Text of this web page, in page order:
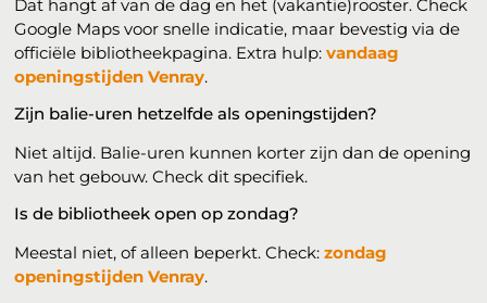
Dat hangt af van de dag en het (vakantie)rooster. Check
Google Maps voor snelle indicatie, maar bevestig via de
officiële bibliotheekpagina. Extra hulp:vandaag
openingstijden Venray.
Zijn balie-uren hetzelfde als openingstijden?
Niet altijd. Balie-uren kunnen korter zijn dan de opening
van het gebouw. Check dit specifiek.
Is de bibliotheek open op zondag?
Meestal niet, of alleen beperkt. Check:zondag
openingstijden Venray.